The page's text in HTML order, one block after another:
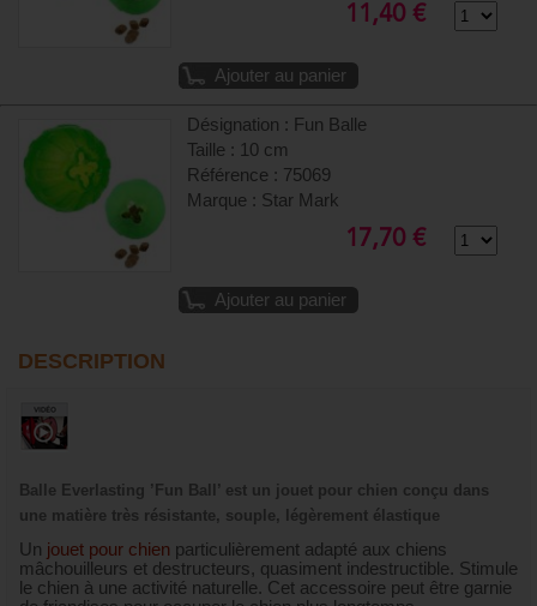
11,40 €
Ajouter au panier
Désignation : Fun Balle
Taille : 10 cm
Référence : 75069
Marque : Star Mark
17,70 €
Ajouter au panier
DESCRIPTION
Balle Everlasting ’Fun Ball’ est un jouet pour chien conçu dans
une matière très résistante, souple, légèrement élastique
Un jouet pour chien particulièrement adapté aux chiens
mâchouilleurs et destructeurs, quasiment indestructible. Stimule
le chien à une activité naturelle. Cet accessoire peut être garnie